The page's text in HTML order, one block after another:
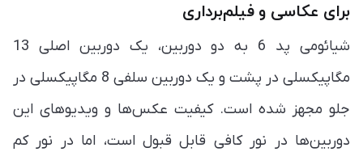
برای عکاسی و فیلم‌برداری
شیائومی پد 6 به دو دوربین، یک دوربین اصلی 13
مگاپیکسلی در پشت و یک دوربین سلفی 8 مگاپیکسلی در
جلو مجهز شده است. کیفیت عکس‌ها و ویدیوهای این
دوربین‌ها در نور کافی قابل قبول است، اما در نور کم